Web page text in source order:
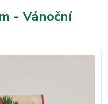
- Vánoční